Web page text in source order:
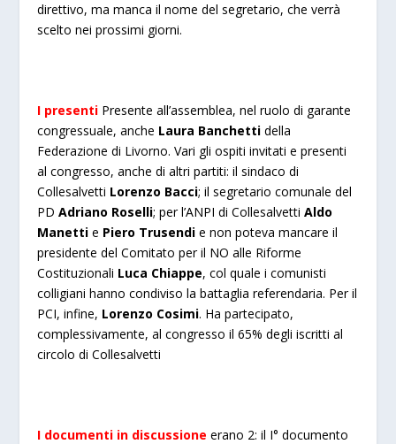
direttivo, ma manca il nome del segretario, che verrà
scelto nei prossimi giorni.
I presenti Presente all’assemblea, nel ruolo di garante
congressuale, anche Laura Banchetti della
Federazione di Livorno. Vari gli ospiti invitati e presenti
al congresso, anche di altri partiti: il sindaco di
Collesalvetti Lorenzo Bacci; il segretario comunale del
PDAdriano Roselli; per l’ANPI di CollesalvettiAldo
Manetti e Piero Trusendie non poteva mancare il
presidente del Comitato per il NO alle Riforme
Costituzionali Luca Chiappe, col quale i comunisti
colligiani hanno condiviso la battaglia referendaria. Per il
PCI, infine, Lorenzo Cosimi. Ha partecipato,
complessivamente, al congresso il 65% degli iscritti al
circolo di Collesalvetti
I documenti in discussione erano 2: il I° documento